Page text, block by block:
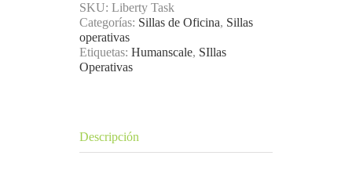
SKU: Liberty Task
Categorías: Sillas de Oficina, Sillas
operativas
Etiquetas: Humanscale, SIllas
Operativas
Descripción